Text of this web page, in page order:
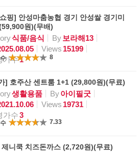
핑] 안성마춤농협 경기 안성쌀 경기미
원)(무배)
식품/음식 By 보라해13
Views 15199
가수1 8
] 호주산 센트룸 1+1 (29,800원)(무료)
생활용품 By아이필굿
Views 19731
가수3
7.33
니쿡 치즈돈까스 (2,720원)(무료)